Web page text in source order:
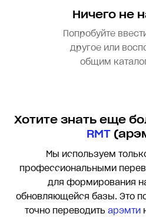
Ничего не
Попробуйте
другое или
общим
Хотите знать еще
RMT
Мы используем
профессиональными
для формирования
обновляющейся базы. Это
точно переводить арэмти